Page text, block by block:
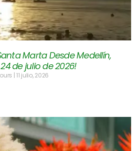
Marta Desde Medellín,
de julio de 2026!
11 julio, 2026